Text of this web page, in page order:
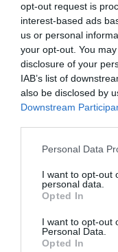
opt-out request is
interest-based ads
us or personal
your opt-out. You
disclosure of your
IAB’s list of
also be disclosed by
Downstream
Personal Data
I want to opt-out
personal data.
Opted In
I want to opt-out
Personal Data.
Opted In